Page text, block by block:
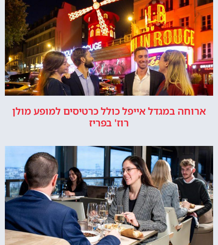
ארוחה במגדל אייפל כולל כרטיסים למופע מולן
רוז' בפריז